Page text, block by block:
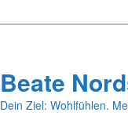
Beate
Dein Ziel: Wohlfühlen.